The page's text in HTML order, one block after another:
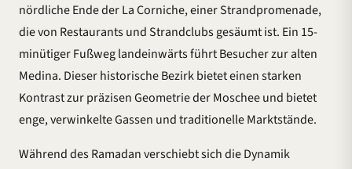
nördliche Ende der La Corniche, einer Strandpromenade,
die von Restaurants und Strandclubs gesäumt ist. Ein 15-
minütiger Fußweg landeinwärts führt Besucher zur alten
Medina. Dieser historische Bezirk bietet einen starken
Kontrast zur präzisen Geometrie der Moschee und bietet
enge, verwinkelte Gassen und traditionelle Marktstände.
Während des Ramadan verschiebt sich die Dynamik